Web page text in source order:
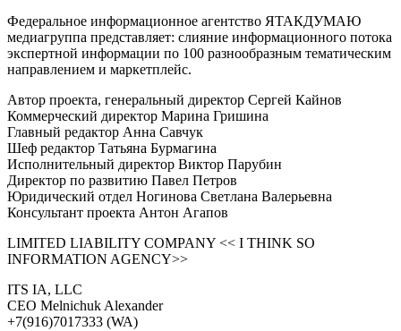
Федеральное информационное агентство ЯТАКДУМАЮ
медиагруппа представляет: слияние информационного потока
экспертной информации по 100 разнообразным тематическим
направлением и маркетплейс.
Автор проекта, генеральный директор Сергей Кайнов
Коммерческий директор Марина Гришина
Главный редактор Анна Савчук
Шеф редактор Татьяна Бурмагина
Исполнительный директор Виктор Парубин
Директор по развитию Павел Петров
Юридический отдел Ногинова Светлана Валерьевна
Консультант проекта Антон Агапов
LIMITED LIABILITY COMPANY << I THINK SO
INFORMATION AGENCY>>
ITS IA, LLC
CEO Melnichuk Alexander
+7(916)7017333 (WA)